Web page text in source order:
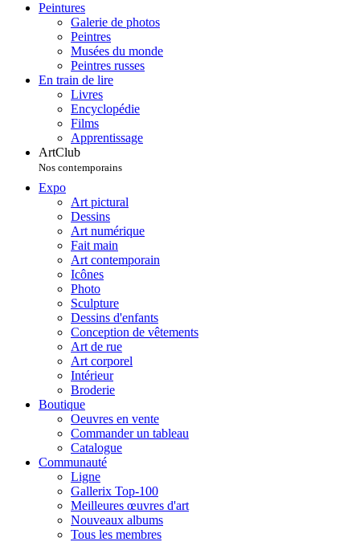
Peintures
Galerie de photos
Peintres
Musées du monde
Peintres russes
En train de lire
Livres
Encyclopédie
Films
Apprentissage
ArtClub
Nos contemporains
Expo
Art pictural
Dessins
Art numérique
Fait main
Art contemporain
Icônes
Photo
Sculpture
Dessins d'enfants
Conception de vêtements
Art de rue
Art corporel
Intérieur
Broderie
Boutique
Oeuvres en vente
Commander un tableau
Catalogue
Communauté
Ligne
Gallerix Top-100
Meilleures œuvres d'art
Nouveaux albums
Tous les membres